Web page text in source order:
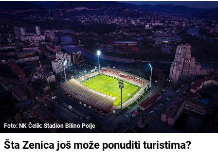
Foto: NK Čelik: Stadion Bilino Polje
Šta Zenica još može ponuditi turistima?